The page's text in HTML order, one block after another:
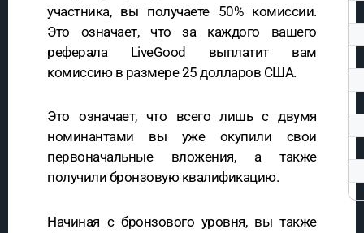
участника, вы получаете 50% комиссии.
Это означает, что за каждого вашего
реферала LiveGood выплатит вам
комиссию в размере 25 долларов США.
Это означает, что всего лишь с двумя
номинантами вы уже окупили свои
первоначальные вложения, а также
получили бронзовую квалификацию.
Начиная с бронзового уровня, вы также